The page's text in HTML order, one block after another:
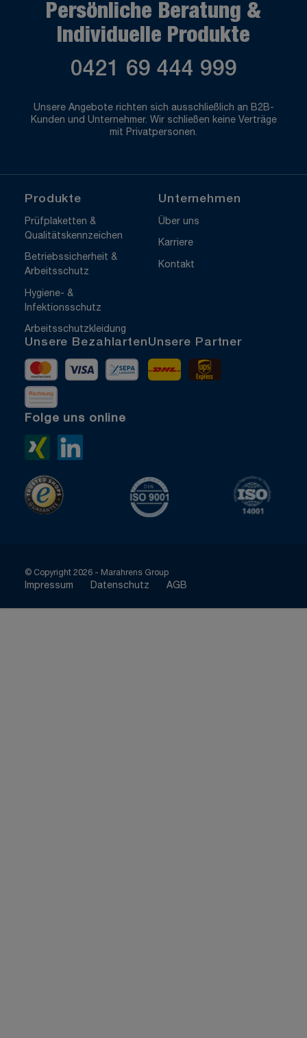
Persönliche Beratung &
Individuelle Produkte
0421 69 444 999
Unsere Angebote richten sich ausschließlich an B2B-
Kunden und Unternehmer. Wir schließen keine Verträge
mit Privatpersonen.
Produkte
Prüfplaketten &
Qualitätskennzeichen
Betriebssicherheit &
Arbeitsschutz
Hygiene- &
Infektionsschutz
Arbeitsschutzkleidung
Unternehmen
Über uns
Karriere
Kontakt
Unsere Bezahlarten
MastercardVisa Vorkasse
Rechnung
Unsere Partner
DHL
Folge uns online
Xing>
ISO 9001 zertifiziert
© Copyright 2026 - Marahrens Group
Impressum Datenschutz AGB